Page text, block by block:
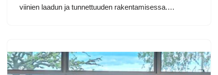
viinien laadun ja tunnettuuden rakentamisessa.…